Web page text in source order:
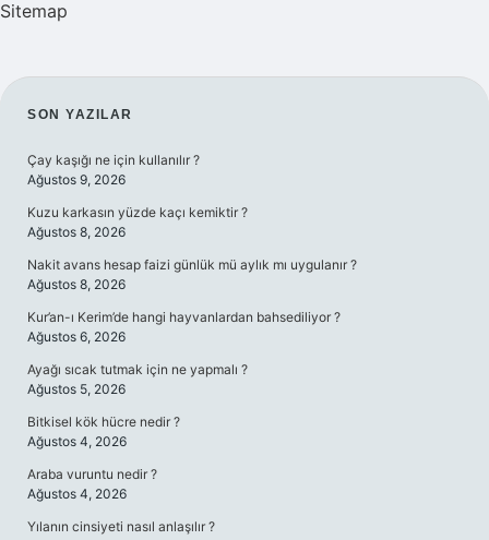
Sitemap
SIDEBAR
SON YAZILAR
Çay kaşığı ne için kullanılır ?
Ağustos 9, 2026
Kuzu karkasın yüzde kaçı kemiktir ?
Ağustos 8, 2026
Nakit avans hesap faizi günlük mü aylık mı uygulanır ?
Ağustos 8, 2026
Kur’an-ı Kerim’de hangi hayvanlardan bahsediliyor ?
Ağustos 6, 2026
Ayağı sıcak tutmak için ne yapmalı ?
Ağustos 5, 2026
Bitkisel kök hücre nedir ?
Ağustos 4, 2026
Araba vuruntu nedir ?
Ağustos 4, 2026
Yılanın cinsiyeti nasıl anlaşılır ?